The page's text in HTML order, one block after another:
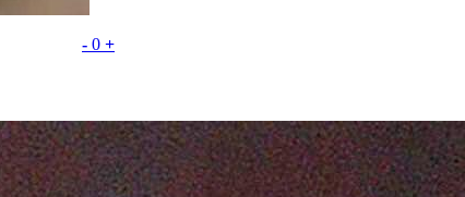
- 0 +